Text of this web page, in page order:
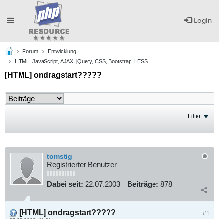
Login
Toggle
navigation
Forum
Entwicklung
HTML, JavaScript, AJAX, jQuery, CSS, Bootstrap, LESS
[HTML] ondragstart?????
Filter
tomstig
Registrierter Benutzer
Dabei seit: 22.07.2003 Beiträge: 878
#1
[HTML] ondragstart?????